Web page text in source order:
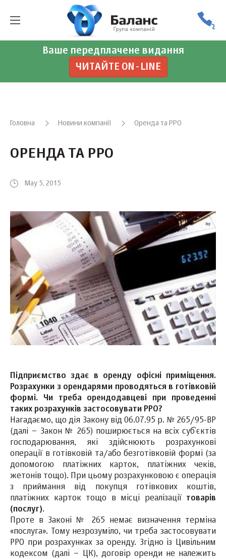
Ваше передплачене видання
ЧИТАЙТЕ ON-LINE
Головна Новини компанії Оренда та РРО
ОРЕНДА ТА РРО
May 5, 2015
Підприємство здає в оренду офісні приміщення.
Розрахунки з орендарями проводяться в готівковій
формі. Чи треба орендодавцеві при проведенні
таких розрахунків застосовувати РРО?
Нагадаємо, що дія Закону від 06.07.95 р. № 265/95-ВР
(далі – Закон № 265) поширюється на всіх суб`єктів
господарювання, які здійснюють розрахункові
операції в готівковій та/або безготівковій формі (за
допомогою платіжних карток, платіжних чеків,
жетонів тощо). При цьому розрахунковою є операція
з приймання від покупця готівкових коштів,
платіжних карток тощо в місці реалізації товарів
(послуг).
Проте в Законі № 265 немає визначення терміна
«послуга». Тому незрозуміло, чи треба застосовувати
РРО при розрахунках за оренду. Згідно із Цивільним
кодексом (далі – ЦК), договір оренди не належить